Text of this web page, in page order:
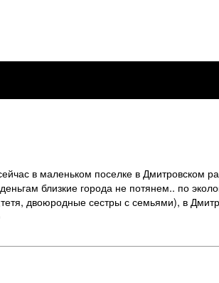
в маленьком поселке в Дмитровском
близкие города не потянем.. по
двоюродные сестры с семьями), в